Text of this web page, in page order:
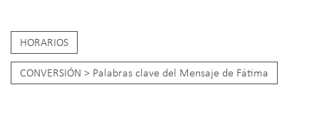
HORARIOS
CONVERSIÓN > Palabras clave del Mensaje de Fátima